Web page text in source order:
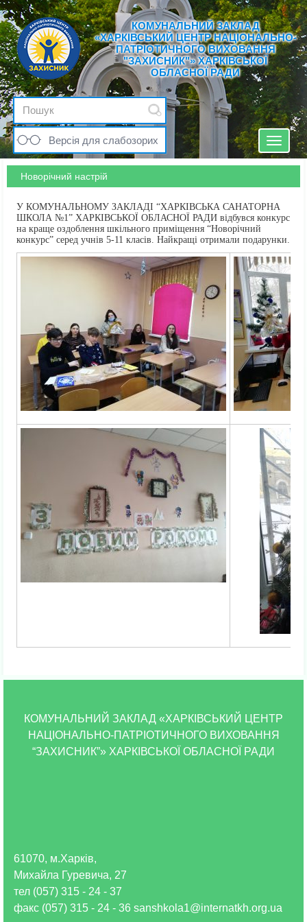
КОМУНАЛЬНИЙ ЗАКЛАД
«ХАРКІВСЬКИЙ ЦЕНТР НАЦІОНАЛЬНО-
ПАТРІОТИЧНОГО ВИХОВАННЯ
"ЗАХИСНИК"» ХАРКІВСЬКОЇ
ОБЛАСНОЇ РАДИ
Версія для слабозорих
Toggle
Новорічний настрій
У КОМУНАЛЬНОМУ ЗАКЛАДІ “ХАРКІВСЬКА САНАТОРНА
ШКОЛА №1” ХАРКІВСЬКОЇ ОБЛАСНОЇ РАДИ відбувся конкурс
на краще оздоблення шкільного приміщення “Новорічний
конкурс” серед учнів 5-11 класів. Найкращі отримали подарунки.
КОМУНАЛЬНИЙ ЗАКЛАД «ХАРКІВСЬКИЙ ЦЕНТР
НАЦІОНАЛЬНО-ПАТРІОТИЧНОГО ВИХОВАННЯ
“ЗАХИСНИК”» ХАРКІВСЬКОЇ ОБЛАСНОЇ РАДИ
61070, м.Харків,
Михайла Гуревича, 27
тел (057) 315 - 24 - 37
факс (057) 315 - 24 - 36 sanshkola1@internatkh.org.ua